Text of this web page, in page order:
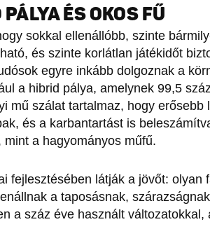
ÉS OKOS FŰ
sokkal ellenállóbb, szinte
és szinte korlátlan játékidőt
egyre inkább dolgoznak a
a hibrid pálya, amelynek 99,5
mű szálat tartalmaz, hogy erősebb
és a karbantartást is
a hagyományos műfű.
fejlesztésében látják a jövőt: olyan
a taposásnak,
a száz éve használt változatokkal,